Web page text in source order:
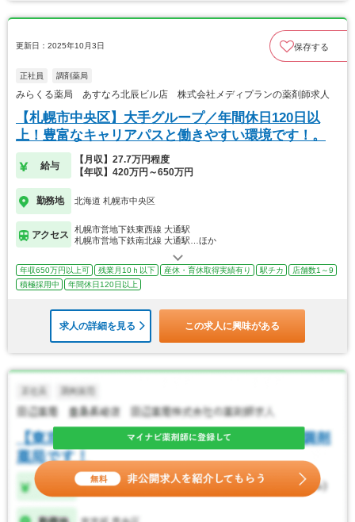
更新日：2025年10月3日 保存する
正社員 調剤薬局
みらくる薬局 あすなろ北辰ビル店 株式会社メディプランの薬剤師求人
【札幌市中央区】大手グループ／年間休日120日以
上！豊富なキャリアパスと働きやすい環境です！。
給与
【月収】27.7万円程度
【年収】420万円～650万円
勤務地 北海道 札幌市中央区
アクセス
札幌市営地下鉄東西線 大通駅
札幌市営地下鉄南北線 大通駅…ほか
年収650万円以上可 残業月10ｈ以下 産休・育休取得実績有り 駅チカ
店舗数1～9
積極採用中
年間休日120日以上
求人の詳細を見る この求人に興味がある